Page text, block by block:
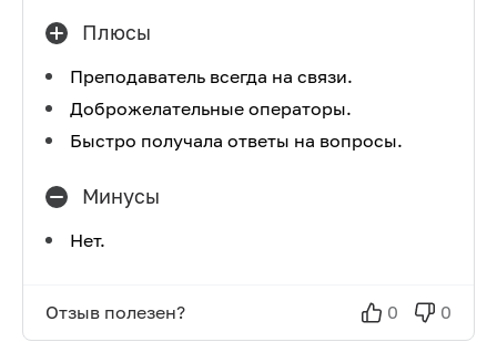
Плюсы
Преподаватель всегда на связи.
Доброжелательные операторы.
Быстро получала ответы на вопросы.
Минусы
Нет.
Отзыв полезен? 0 0